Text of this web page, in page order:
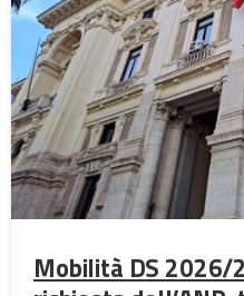
Mobilità DS 2026/